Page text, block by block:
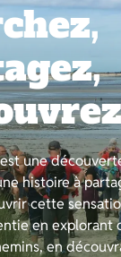
une
histoire à
cette
en explorant
en